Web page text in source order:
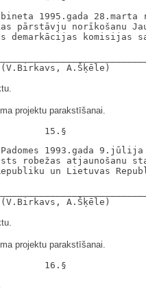
1995.gada 28.marta
norīkošanu
komisijas
projektu parakstīšanai.
1993.gada 9.jūlija
atjaunošanu
Lietuvas
projektu parakstīšanai.